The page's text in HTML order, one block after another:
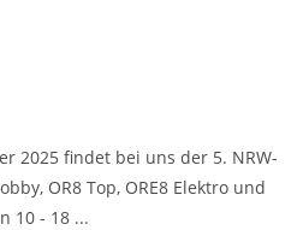
2025 findet bei uns der 5. NRW-
OR8 Top, ORE8 Elektro und
10 - 18 ...